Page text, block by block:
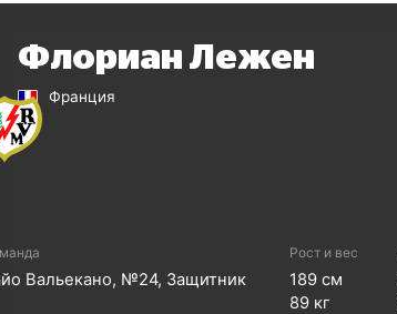
Флориан Лежен
Франция
Вальекано, №24, Защитник
Рост и вес
189 см
89 кг